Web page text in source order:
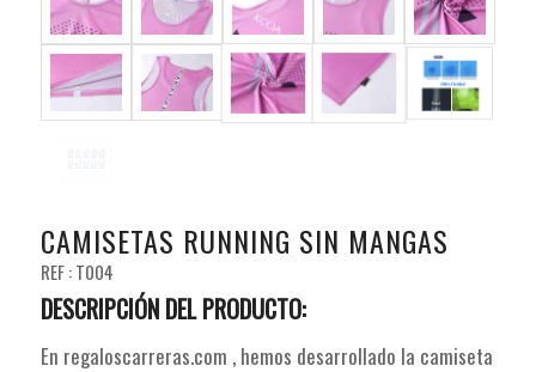
CAMISETAS RUNNING SIN MANGAS
REF : T004
DESCRIPCIÓN DEL PRODUCTO:
En regaloscarreras.com , hemos desarrollado la camiseta